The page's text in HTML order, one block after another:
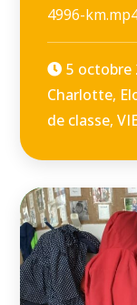
4996-
5 octobre
Charlotte,
de classe,